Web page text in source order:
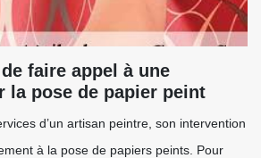
faire appel à une
la pose de papier peint
d’un artisan peintre, son intervention
à la pose de papiers peints. Pour